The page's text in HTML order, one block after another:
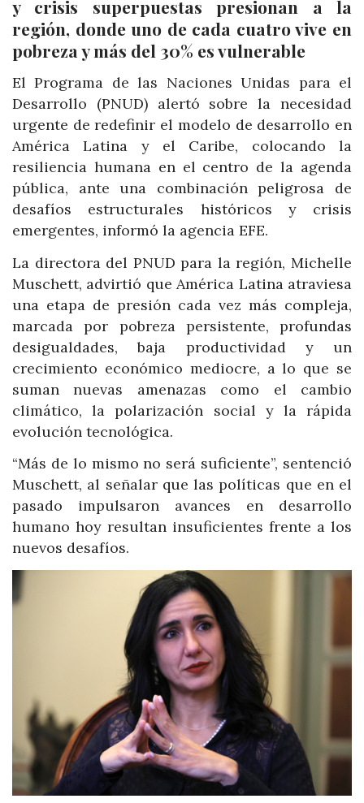
y crisis superpuestas presionan a la
región, donde uno de cada cuatro vive en
pobreza y más del 30% es vulnerable
El Programa de las Naciones Unidas para el
Desarrollo (PNUD) alertó sobre la necesidad
urgente de redefinir el modelo de desarrollo en
América Latina y el Caribe, colocando la
resiliencia humana en el centro de la agenda
pública, ante una combinación peligrosa de
desafíos estructurales históricos y crisis
emergentes, informó la agencia EFE.
La directora del PNUD para la región, Michelle
Muschett, advirtió que América Latina atraviesa
una etapa de presión cada vez más compleja,
marcada por pobreza persistente, profundas
desigualdades, baja productividad y un
crecimiento económico mediocre, a lo que se
suman nuevas amenazas como el cambio
climático, la polarización social y la rápida
evolución tecnológica.
“Más de lo mismo no será suficiente”, sentenció
Muschett, al señalar que las políticas que en el
pasado impulsaron avances en desarrollo
humano hoy resultan insuficientes frente a los
nuevos desafíos.